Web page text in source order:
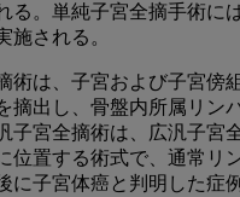
る。単純子宮全摘手術に
施される。
術は、子宮および子宮傍
摘出し、骨盤内所属リン
子宮全摘術は、広汎子宮
位置する術式で、通常リ
に子宮体癌と判明した症